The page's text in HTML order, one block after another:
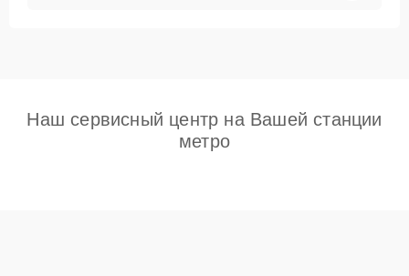
Наш сервисный центр на Вашей станции
метро